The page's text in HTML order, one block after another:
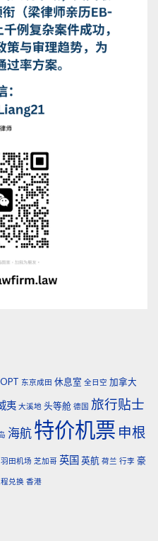
OPT 东京成田 休息室 全日空 加拿大
夷 大溪地 头等舱 德国 旅行贴士
海航特价机票 申根
羽田机场 芝加哥 英国 英航 荷兰 行李 豪
兑换 香港